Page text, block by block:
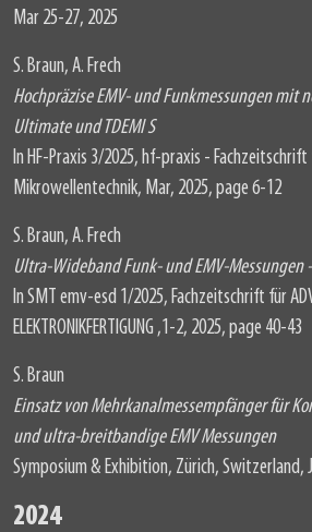
Mar 25-27, 2025
S. Braun, A. Frech
Hochpräzise EMV- und Funkmessungen mit
Ultimate und TDEMI S
In HF-Praxis 3/2025, hf-praxis - Fachzeitschrift
Mikrowellentechnik, Mar, 2025, page 6-12
S. Braun, A. Frech
Ultra-Wideband Funk- und EMV-Messungen
In SMT emv-esd 1/2025, Fachzeitschrift für
ELEKTRONIKFERTIGUNG ,1-2, 2025, page 40-43
S. Braun
Einsatz von Mehrkanalmessempfänger für
und ultra-breitbandige EMV Messungen
Symposium & Exhibition, Zürich, Switzerland,
2024